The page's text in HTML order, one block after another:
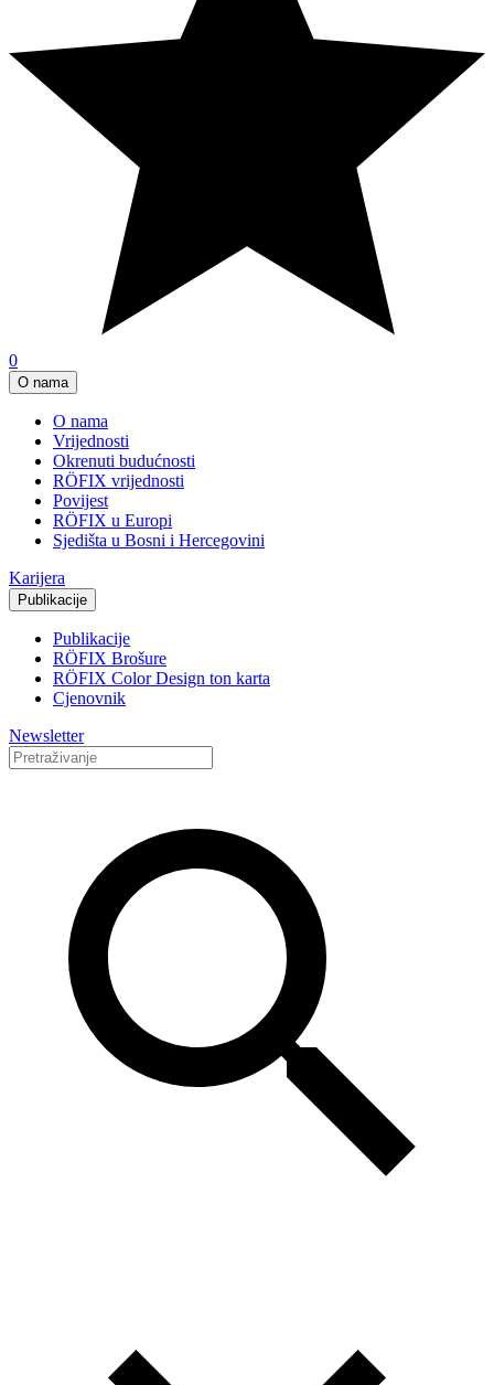
0
O nama
O nama
Vrijednosti
Okrenuti budućnosti
RÖFIX vrijednosti
Povijest
RÖFIX u Europi
Sjedišta u Bosni i Hercegovini
Karijera
Publikacije
Publikacije
RÖFIX Brošure
RÖFIX Color Design ton karta
Cjenovnik
Newsletter